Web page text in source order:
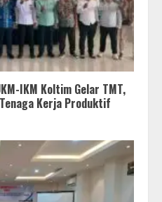
IKM Koltim Gelar TMT,
Kerja Produktif